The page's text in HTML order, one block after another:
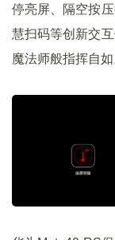
停亮屏、隔空按
慧扫码等创新交
魔法师般指挥自如